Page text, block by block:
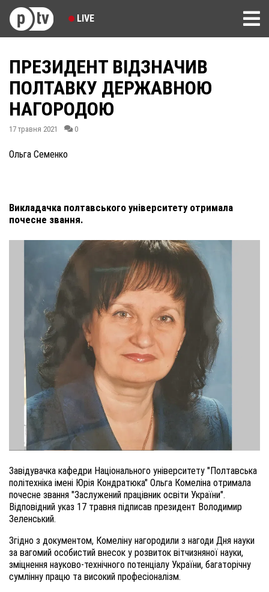
LIVE
ПРЕЗИДЕНТ ВІДЗНАЧИВ
ПОЛТАВКУ ДЕРЖАВНОЮ
НАГОРОДОЮ
17 травня 2021 0
Ольга Семенко
Викладачка полтавського університету отримала
почесне звання.
Завідувачка кафедри Національного університету "Полтавська
політехніка імені Юрія Кондратюка" Ольга Комеліна отримала
почесне звання "Заслужений працівник освіти України".
Відповідний указ 17 травня підписав президент Володимир
Зеленський.
Згідно з документом, Комеліну нагородили з нагоди Дня науки
за вагомий особистий внесок у розвиток вітчизняної науки,
зміцнення науково-технічного потенціалу України, багаторічну
сумлінну працю та високий професіоналізм.